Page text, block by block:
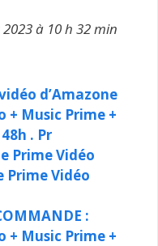
à 10 h 32 min
d’Amazone
+ Music Prime +
. Pr
Prime Vidéo
Prime Vidéo
:
+ Music Prime +